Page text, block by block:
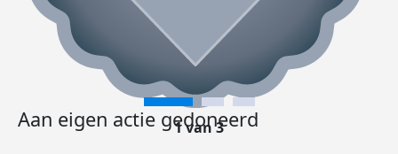
Aan eigen actie gedoneerd
1 van 3